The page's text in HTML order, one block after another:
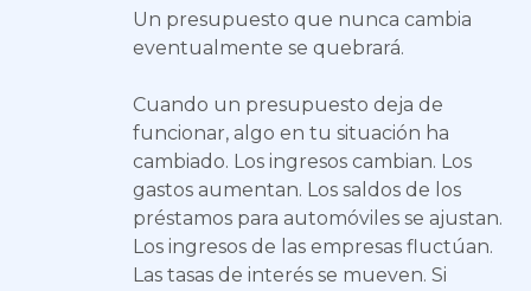
Un presupuesto que nunca cambia
eventualmente se quebrará.
Cuando un presupuesto deja de
funcionar, algo en tu situación ha
cambiado. Los ingresos cambian. Los
gastos aumentan. Los saldos de los
préstamos para automóviles se ajustan.
Los ingresos de las empresas fluctúan.
Las tasas de interés se mueven. Si